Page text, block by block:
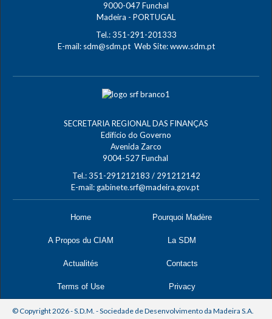
9000-047 Funchal
Madeira - PORTUGAL
Tel.: 351-291-201333
E-mail: sdm@sdm.ptWeb Site:www.sdm.pt
SECRETARIA REGIONAL DAS FINANÇAS
Edifício do Governo
Avenida Zarco
9004-527 Funchal
Tel.: 351-291212183 / 291212142
E-mail: gabinete.srf@madeira.gov.pt
Home Pourquoi Madère
A Propos du CIAM La SDM
Actualités Contacts
Terms of Use Privacy
© Copyright 2026 - S.D.M. - Sociedade de Desenvolvimento da Madeira S.A.